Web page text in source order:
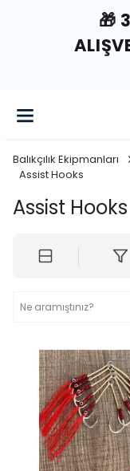
🎁
Balıkçılık Ekipmanları
Assist Hooks
Assist Hooks